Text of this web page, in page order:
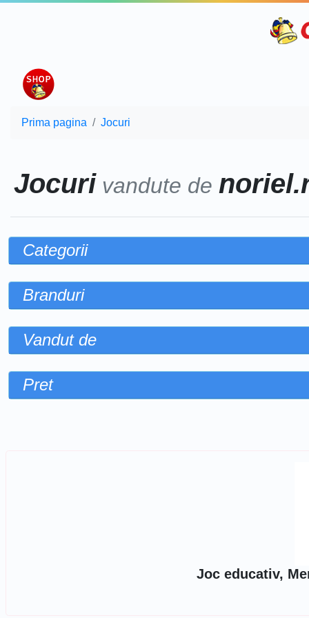
Prima pagina Jocuri
Jocuri vandute de
Categorii
Branduri
Vandut de
Pret
Joc educativ,